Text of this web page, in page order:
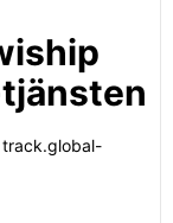
track.global-